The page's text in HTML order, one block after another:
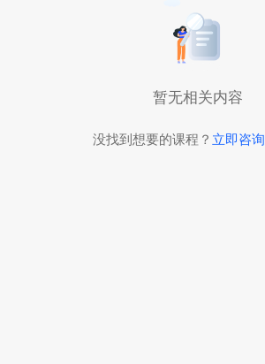
暂无相关内容
没找到想要的课程？ 立即咨